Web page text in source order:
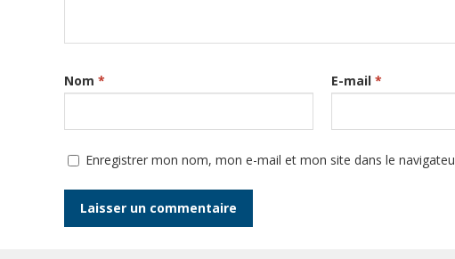
Nom * E-mail *
Enregistrer mon nom, mon e-mail et mon site dans le